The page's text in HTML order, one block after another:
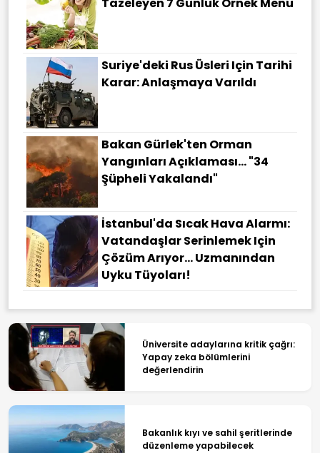
Suriye'deki Rus Üsleri Için Tarihi
Karar: Anlaşmaya Varıldı
Bakan Gürlek'ten Orman
Yangınları Açıklaması... "34
Şüpheli Yakalandı"
İstanbul'da Sıcak Hava Alarmı:
Vatandaşlar Serinlemek Için
Çözüm Arıyor... Uzmanından
Uyku Tüyoları!
Üniversite adaylarına kritik çağrı:
Yapay zeka bölümlerini
değerlendirin
Bakanlık kıyı ve sahil şeritlerinde
düzenleme yapabilecek